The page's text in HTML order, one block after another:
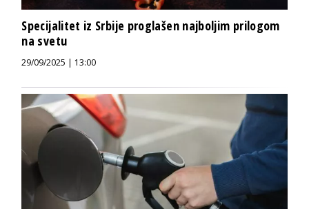
Specijalitet iz Srbije proglašen najboljim prilogom
na svetu
29/09/2025 | 13:00